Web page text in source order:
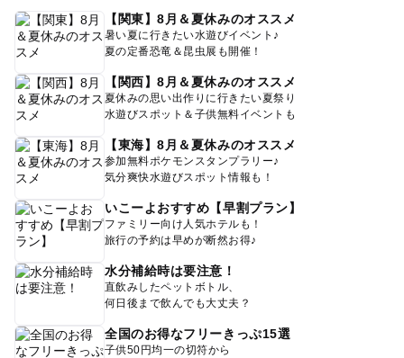
【関東】8月＆夏休みのオススメ
暑い夏に行きたい水遊びイベント♪
夏の定番恐竜＆昆虫展も開催！
【関西】8月＆夏休みのオススメ
夏休みの思い出作りに行きたい夏祭り
水遊びスポット＆子供無料イベントも
【東海】8月＆夏休みのオススメ
参加無料ポケモンスタンプラリー♪
気分爽快水遊びスポット情報も！
いこーよおすすめ【早割プラン】
ファミリー向け人気ホテルも！
旅行の予約は早めが断然お得♪
水分補給時は要注意！
直飲みしたペットボトル、
何日後まで飲んでも大丈夫？
全国のお得なフリーきっぷ15選
子供50円均一の切符から